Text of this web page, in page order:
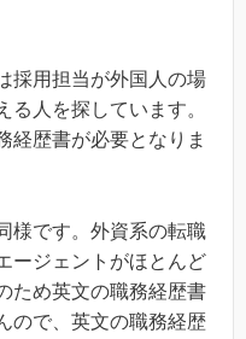
採用担当が外国人の場
人を探しています。
経歴書が必要となりま
様です。外資系の転職
ージェントがほとんど
ため英文の職務経歴書
ので、英文の職務経歴